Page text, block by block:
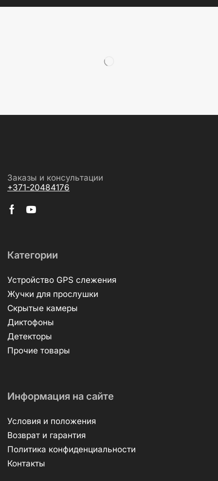
Заказы и консультации
+371-20484176
Категории
Устройство GPS слежения
Жучки для прослушки
Скрытые камеры
Диктофоны
Детекторы
Прочие товары
Информация на сайте
Условия и положения
Возврат и гарантия
Политика конфиденциальности
Контакты